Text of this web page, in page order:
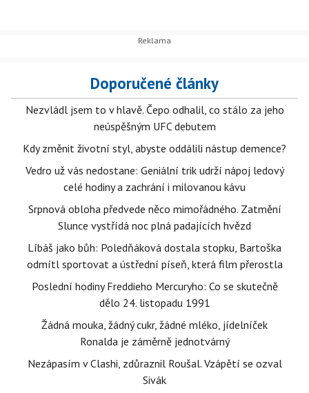
Doporučené články
Nezvládl jsem to v hlavě. Čepo odhalil, co stálo za jeho
neúspěšným UFC debutem
Kdy změnit životní styl, abyste oddálili nástup demence?
Vedro už vás nedostane: Geniální trik udrží nápoj ledový
celé hodiny a zachrání i milovanou kávu
Srpnová obloha předvede něco mimořádného. Zatmění
Slunce vystřídá noc plná padajících hvězd
Líbáš jako bůh: Poledňáková dostala stopku, Bartoška
odmítl sportovat a ústřední píseň, která film přerostla
Poslední hodiny Freddieho Mercuryho: Co se skutečně
dělo 24. listopadu 1991
Žádná mouka, žádný cukr, žádné mléko, jídelníček
Ronalda je záměrně jednotvárný
Nezápasím v Clashi, zdůraznil Roušal. Vzápětí se ozval
Sivák